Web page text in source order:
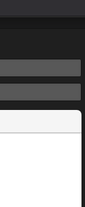
спойлера